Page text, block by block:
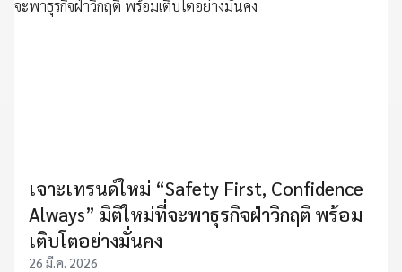
เจาะเทรนด์ใหม่ “Safety First, Confidence
Always” มิติใหม่ที่จะพาธุรกิจฝ่าวิกฤติ พร้อม
เติบโตอย่างมั่นคง
26 มี.ค. 2026